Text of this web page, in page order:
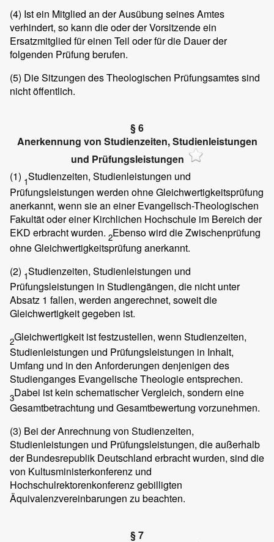
(4) Ist ein Mitglied an der Ausübung seines Amtes
verhindert, so kann die oder der Vorsitzende ein
Ersatzmitglied für einen Teil oder für die Dauer der
folgenden Prüfung berufen.
(5) Die Sitzungen des Theologischen Prüfungsamtes sind
nicht öffentlich.
§ 6
Anerkennung von Studienzeiten, Studienleistungen
und Prüfungsleistungen
(1) 1Studienzeiten, Studienleistungen und
Prüfungsleistungen werden ohne Gleichwertigkeitsprüfung
anerkannt, wenn sie an einer Evangelisch-Theologischen
Fakultät oder einer Kirchlichen Hochschule im Bereich der
EKD erbracht wurden. 2Ebenso wird die Zwischenprüfung
ohne Gleichwertigkeitsprüfung anerkannt.
(2) 1Studienzeiten, Studienleistungen und
Prüfungsleistungen in Studiengängen, die nicht unter
Absatz 1 fallen, werden angerechnet, soweit die
Gleichwertigkeit gegeben ist.
2Gleichwertigkeit ist festzustellen, wenn Studienzeiten,
Studienleistungen und Prüfungsleistungen in Inhalt,
Umfang und in den Anforderungen denjenigen des
Studienganges Evangelische Theologie entsprechen.
3Dabei ist kein schematischer Vergleich, sondern eine
Gesamtbetrachtung und Gesamtbewertung vorzunehmen.
(3) Bei der Anrechnung von Studienzeiten,
Studienleistungen und Prüfungsleistungen, die außerhalb
der Bundesrepublik Deutschland erbracht wurden, sind die
von Kultusministerkonferenz und
Hochschulrektorenkonferenz gebilligten
Äquivalenzvereinbarungen zu beachten.
§ 7